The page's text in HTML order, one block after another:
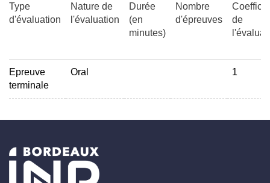
Type
d'évaluation
Nature de
l'évaluation
Durée
(en
minutes)
Nombre
d'épreuves
de
Epreuve
terminale
Oral 1